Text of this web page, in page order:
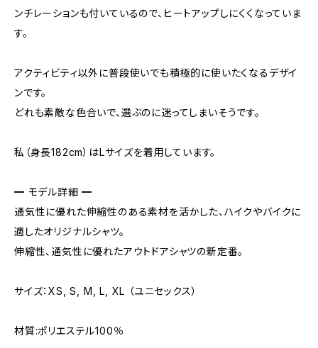
ンチレーションも付いているので、ヒートアップしにくくなっていま
す。
アクティビティ以外に普段使いでも積極的に使いたくなるデザイ
ンです。
どれも素敵な色合いで、選ぶのに迷ってしまいそうです。
私（身長182cm）はLサイズを着用しています。
━ モデル詳細 ━
通気性に優れた伸縮性のある素材を活かした、ハイクやバイクに
適したオリジナルシャツ。
伸縮性、通気性に優れたアウトドアシャツの新定番。
サイズ：XS, S, M, L, XL （ユニセックス）
材質:ポリエステル100％